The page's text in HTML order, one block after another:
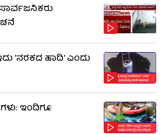
'ನರಕದ ಹಾದಿ' ಎಂದು
ಇಂದಿಗೂ